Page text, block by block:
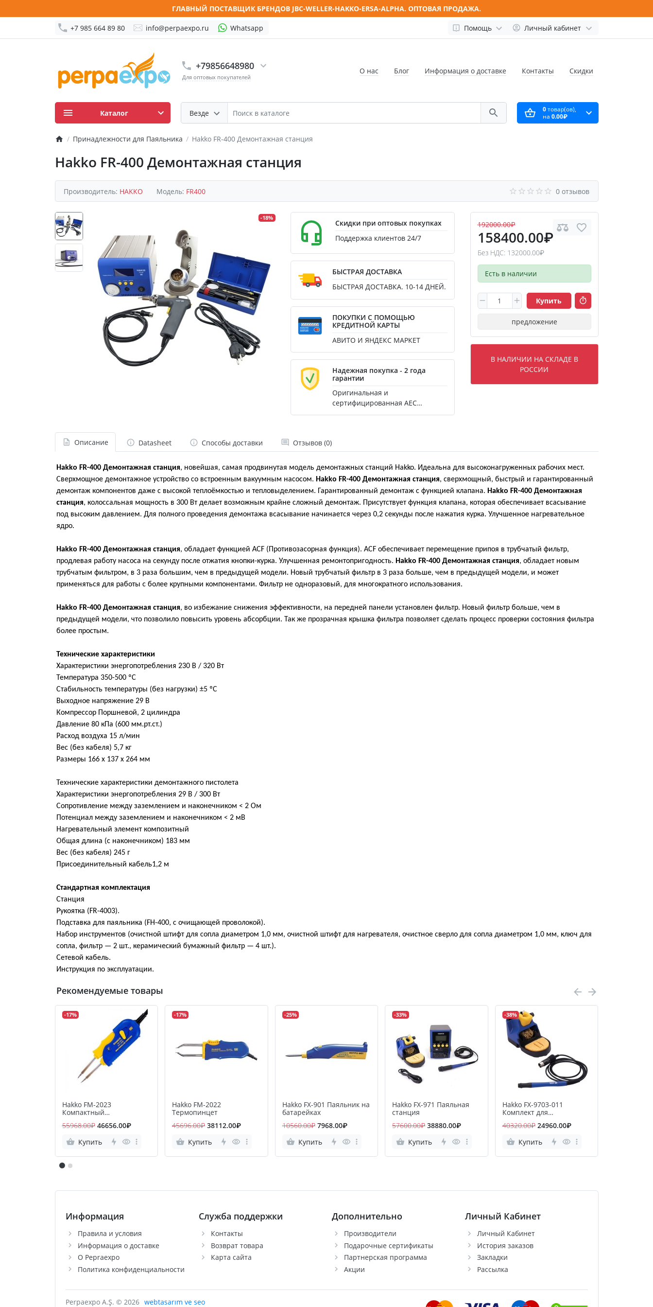
ГЛАВНЫЙ ПОСТАВЩИК БРЕНДОВ JBC-WELLER-HAKKO-ERSA-ALPHA. ОПТОВАЯ ПРОДАЖА.
+7 985 664 89 80 info@perpaexpo.ru Whatsapp Помощь Личный кабинет
+79856648980
Для оптовых покупателей
Везде
О нас Блог Информация о доставке Контакты Скидки
0товар(ов),
на 0.00₽
Каталог
Принадлежности для Паяльника Hakko FR-400 Демонтажная станция
Hakko FR-400 Демонтажная станция
Производитель: HAKKO Модель: FR400 0 отзывов
-18%
192000.00₽
158400.00₽
Без НДС: 132000.00₽
Есть в наличии
Купить
предложение
В НАЛИЧИИ НА СКЛАДЕ В
РОССИИ
Скидки при оптовых покупках
Поддержка клиентов 24/7
БЫСТРАЯ ДОСТАВКА
БЫСТРАЯ ДОСТАВКА. 10-14 ДНЕЙ.
ПОКУПКИ С ПОМОЩЬЮ
КРЕДИТНОЙ КАРТЫ
АВИТО И ЯНДЕКС МАРКЕТ
Надежная покупка - 2 года
гарантии
Оригинальная и
сертифицированная AEC
продукция
Описание Datasheet Способы доставки Отзывов (0)
Hakko FR-400 Демонтажная станция, новейшая, самая продвинутая модель демонтажных станций Hakko. Идеальна для высоконагруженных рабочих мест.
Сверхмощное демонтажное устройство со встроенным вакуумным насосом. Hakko FR-400 Демонтажная станция, сверхмощный, быстрый и гарантированный
демонтаж компонентов даже с высокой теплоёмкостью и тепловыделением. Гарантированный демонтаж с функцией клапана. Hakko FR-400 Демонтажная
станция, колоссальная мощность в 300 Вт делает возможным крайне сложный демонтаж. Присутствует функция клапана, которая обеспечивает всасывание
под высоким давлением. Для полного проведения демонтажа всасывание начинается через 0,2 секунды после нажатия курка. Улучшенное нагревательное
ядро.
Hakko FR-400 Демонтажная станция, обладает функцией ACF (Противозасорная функция). ACF обеспечивает перемещение припоя в трубчатый фильтр,
продлевая работу насоса на секунду после отжатия кнопки-курка. Улучшенная ремонтопригодность. Hakko FR-400 Демонтажная станция, обладает новым
трубчатым фильтром, в 3 раза большим, чем в предыдущей модели. Новый трубчатый фильтр в 3 раза больше, чем в предыдущей модели, и может
применяться для работы с более крупными компонентами. Фильтр не одноразовый, для многократного использования.
Hakko FR-400 Демонтажная станция, во избежание снижения эффективности, на передней панели установлен фильтр. Новый фильтр больше, чем в
предыдущей модели, что позволило повысить уровень абсорбции. Так же прозрачная крышка фильтра позволяет сделать процесс проверки состояния фильтра
более простым.
Технические характеристики
Характеристики энергопотребления 230 В / 320 Вт
Температура 350-500 ºC
Стабильность температуры (без нагрузки) ±5 ºC
Выходное напряжение 29 В
Компрессор Поршневой, 2 цилиндра
Давление 80 кПа (600 мм.рт.ст.)
Расход воздуха 15 л/мин
Вес (без кабеля) 5,7 кг
Размеры 166 х 137 х 264 мм
Технические характеристики демонтажного пистолета
Характеристики энергопотребления 29 В / 300 Вт
Cопротивление между заземлением и наконечником < 2 Ом
Потенциал между заземлением и наконечником < 2 мВ
Нагревательный элемент композитный
Общая длина (с наконечником) 183 мм
Вес (без кабеля) 245 г
Присоединительный кабель1,2 м
Стандартная комплектация
Станция
Рукоятка (FR-4003).
Подставка для паяльника (FH-400, с очищающей проволокой).
Набор инструментов (очистной штифт для сопла диаметром 1,0 мм, очистной штифт для нагревателя, очистное сверло для сопла диаметром 1,0 мм, ключ для
сопла, фильтр — 2 шт., керамический бумажный фильтр — 4 шт.).
Сетевой кабель.
Инструкция по эксплуатации.
Рекомендуемые товары
-17%
Hakko FM-2023
Компактный
55968.00₽ 46656.00₽
Купить
-17%
Hakko FM-2022
Термопинцет
45696.00₽ 38112.00₽
Купить
-25%
Hakko FX-901 Паяльник на
батарейках
10560.00₽ 7968.00₽
Купить
-33%
Hakko FX-971 Паяльная
станция
57600.00₽ 38880.00₽
Купить
-38%
Hakko FX-9703-011
Комплект для
40320.00₽ 24960.00₽
Купить
Информация
Правила и условия
Информация о доставке
О Pepraexpo
Политика конфиденциальности
Служба поддержки
Контакты
Возврат товара
Карта сайта
Дополнительно
Производители
Подарочные сертификаты
Партнерская программа
Акции
Личный Кабинет
Личный Кабинет
История заказов
Закладки
Рассылка
Perpaexpo A.Ş. © 2026 webtasarım ve seo